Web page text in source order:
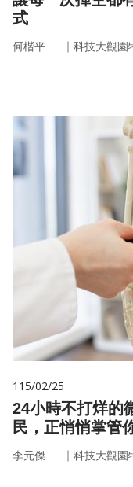
式
何楷平 ｜ 科技大觀園
115/02/25
24小時不打烊的
民，正悄悄掌管
李元傑 ｜ 科技大觀園